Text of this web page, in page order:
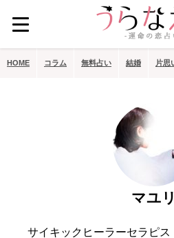
HOME コラム 無料占い 結婚 片思
マユリ
サイキックヒーラーセラピス